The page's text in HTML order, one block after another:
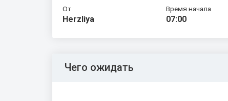
От
Herzliya
Время начала
07:00
Чего ожидать